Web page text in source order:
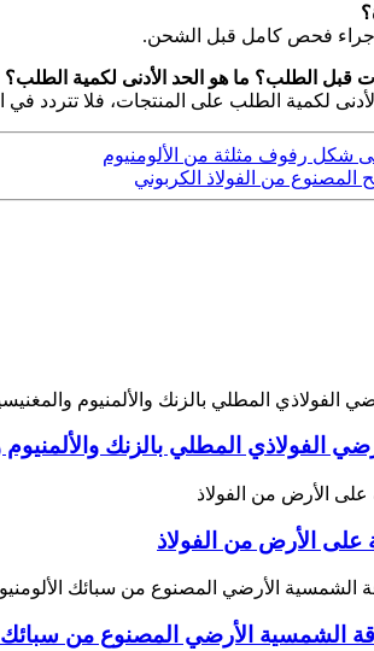
لكمية الطلب على المنتجات، فلا تتردد في
رفوف مثلثة من الألومنيوم
من الفولاذ الكربوني
الفولاذي المطلي بالزنك
الشمسية الأرضي المصنوع من سبائك